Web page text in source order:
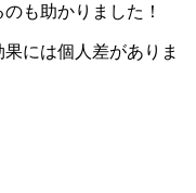
も助かりました！
には個人差がありま